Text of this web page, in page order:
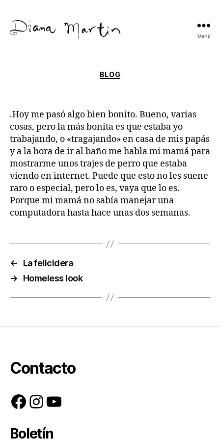
Menú
Categorías
BLOG
.Hoy me pasó algo bien bonito. Bueno, varias
cosas, pero la más bonita es que estaba yo
trabajando, o «tragajando» en casa de mis papás
y a la hora de ir al baño me habla mi mamá para
mostrarme unos trajes de perro que estaba
viendo en internet. Puede que esto no les suene
raro o especial, pero lo es, vaya que lo es.
Porque mi mamá no sabía manejar una
computadora hasta hace unas dos semanas.
←
La felicidera
→
Homeless look
Contacto
Facebook
Instagram
YouTube
Boletín